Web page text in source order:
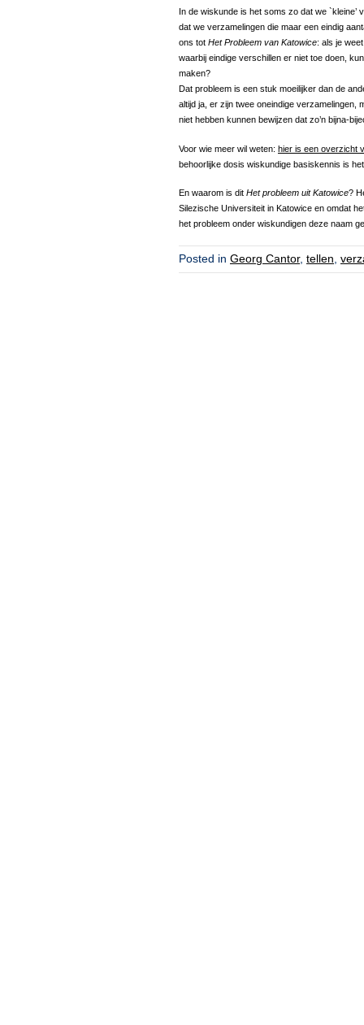
In de wiskunde is het soms zo dat we
dat we verzamelingen die maar een eindig
ons tot Het Probleem van Katowice: als je
waarbij eindige verschillen er niet toe doen,
maken?
Dat probleem is een stuk moeilijker dan de
altijd ja, er zijn twee oneindige verzamelingen,
niet hebben kunnen bewijzen dat zo’n bijna-
Voor wie meer wil weten: hier is een overzicht
behoorlijke dosis wiskundige basiskennis is
En waarom is dit Het probleem uit Katowice?
Silezische Universiteit in Katowice en omdat
het probleem onder wiskundigen deze naam
Posted in Georg Cantor, tellen